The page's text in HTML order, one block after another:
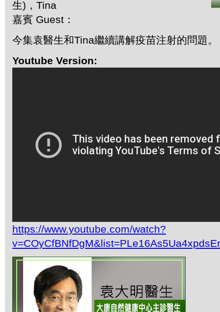
生)，Tina
嘉賓 Guest：
今集袁醫生和Tina繼續講解疫苗注射的問題。
Youtube Version:
https://www.youtube.com/watch?